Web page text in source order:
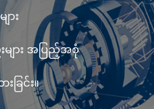
ား
ျား အပြည့်အစုံ
းခြင်း။